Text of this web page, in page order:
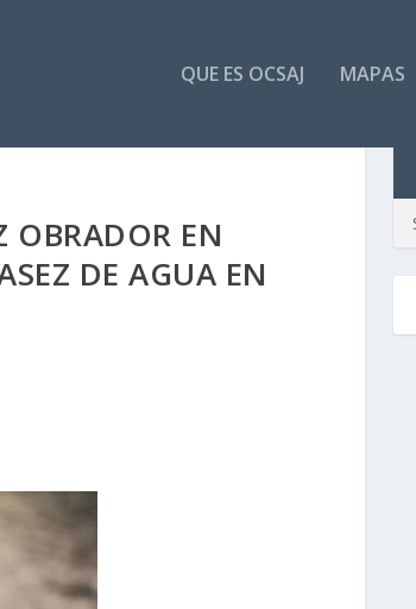
QUE ES OCSAJ MAPAS
OBRADOR EN
DE AGUA EN